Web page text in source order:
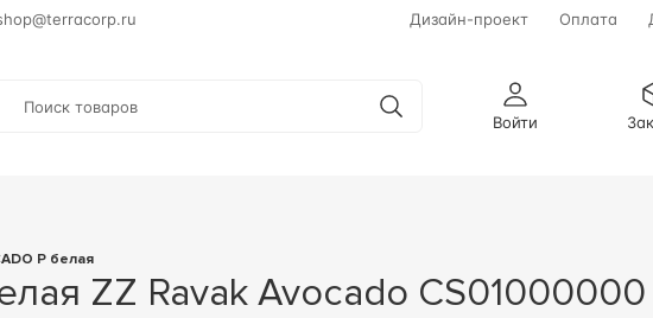
Дизайн-проект Оплата
Войти
P белая
ZZ Ravak Avocado CS01000000